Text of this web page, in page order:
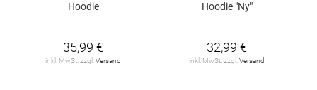
Hoodie
35,99 €
inkl. MwSt. zzgl. Versand
Hoodie "Ny"
32,99 €
inkl. MwSt. zzgl. Versand